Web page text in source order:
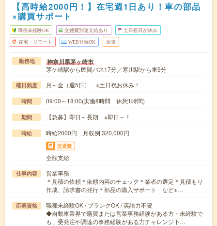
【高時給2000円！】在宅週1日あり！車の部品
×購買サポート
職種未経験OK 交通費別途支給あり 土日祝日が休み
在宅・リモート WEB登録OK 派遣
勤務地 神奈川県茅ヶ崎市
茅ケ崎駅から民間バス17分／寒川駅から車9分
曜日頻度 月～金（週5日） ※土日祝お休み！
時間 09:00～18:00(実働8時間 休憩1時間)
期間 【急募】即日～長期 ※即日～！
時給 時給2000円 月収例 320,000円
交通費
全額支給
仕事内容
営業事務
＊見積の依頼＊依頼内容のチェック＊業者の選定＊見積もり
作成、請求書の発行＊部品の購入サポート など※…
応募資格
職種未経験OK / ブランクOK / 英語力不要
◆自動車業界で購買または営業事務経験がある方・未経験で
も、受発注や調達の事務経験がある方チャレンジ下…